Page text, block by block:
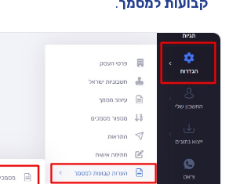
קבועות למסמך.